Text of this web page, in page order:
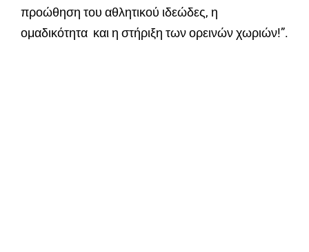
προώθηση του αθλητικού ιδεώδες, η
ομαδικότητα και η στήριξη των ορεινών χωριών!”.